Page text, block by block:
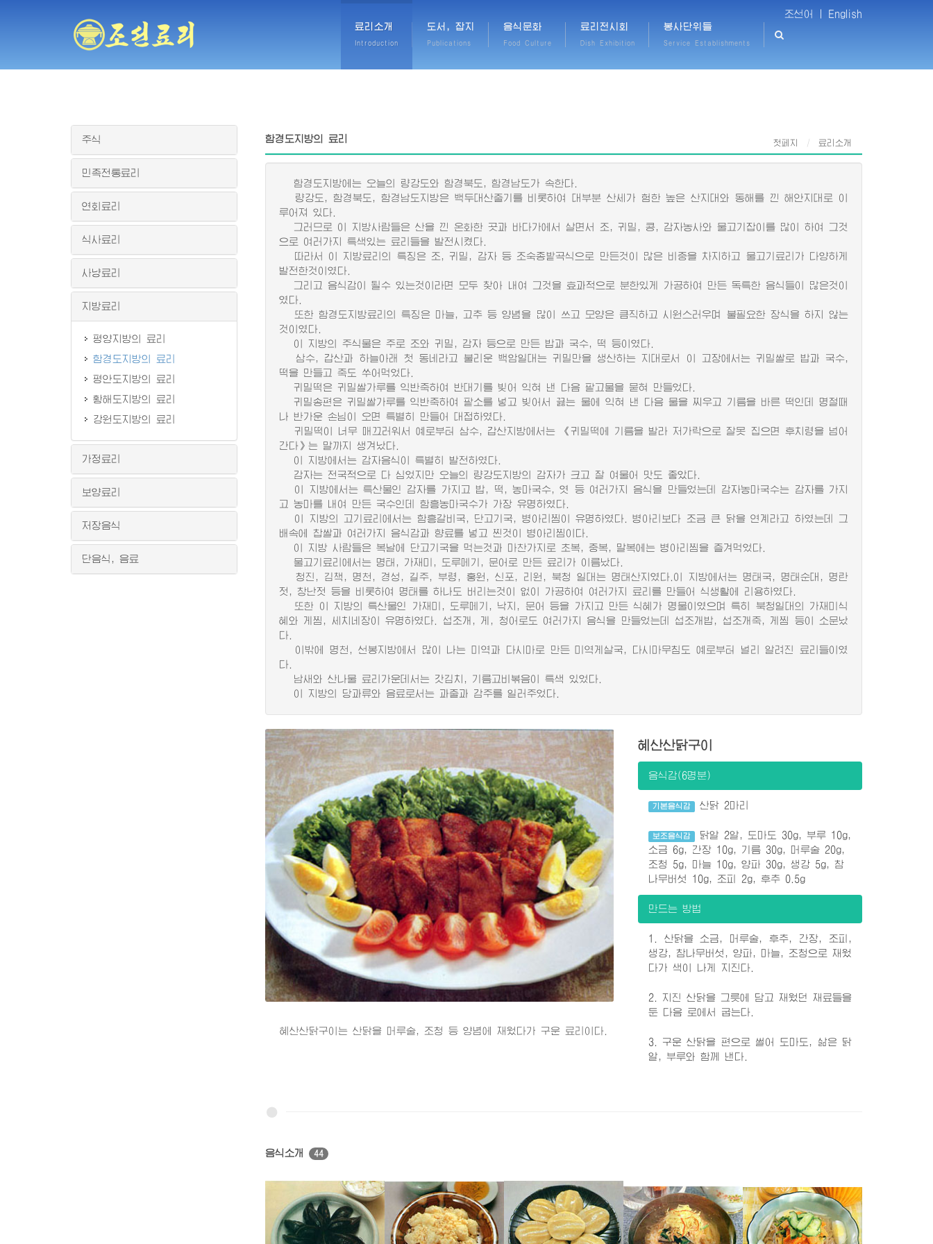
조선어 | English
료리소개
Introduction
도서, 잡지
Publications
음식문화
Food Culture
료리전시회
Dish Exhibition
봉사단위들
Service Establishments
함경도지방의 료리 첫페지 료리소개
함경도지방에는 오늘의 량강도와 함경북도, 함경남도가 속한다.
량강도, 함경북도, 함경남도지방은 백두대산줄기를 비롯하여 대부분 산세가 험한 높은 산지대와 동해를 낀 해안지대로 이
루어져 있다.
그러므로 이 지방사람들은 산을 낀 온화한 곳과 바다가에서 살면서 조, 귀밀, 콩, 감자농사와 물고기잡이를 많이 하여 그것
으로 여러가지 특색있는 료리들을 발전시켰다.
따라서 이 지방료리의 특징은 조, 귀밀, 감자 등 조숙종밭곡식으로 만든것이 많은 비중을 차지하고 물고기료리가 다양하게
발전한것이였다.
그리고 음식감이 될수 있는것이라면 모두 찾아 내여 그것을 효과적으로 분한있게 가공하여 만든 독특한 음식들이 많은것이
였다.
또한 함경도지방료리의 특징은 마늘, 고추 등 양념을 많이 쓰고 모양은 큼직하고 시원스러우며 불필요한 장식을 하지 않는
것이였다.
이 지방의 주식물은 주로 조와 귀밀, 감자 등으로 만든 밥과 국수, 떡 등이였다.
삼수, 갑산과 하늘아래 첫 동네라고 불리운 백암일대는 귀밀만을 생산하는 지대로서 이 고장에서는 귀밀쌀로 밥과 국수,
떡을 만들고 죽도 쑤어먹었다.
귀밀떡은 귀밀쌀가루를 익반죽하여 반대기를 빚어 익혀 낸 다음 팥고물을 묻혀 만들었다.
귀밀송편은 귀밀쌀가루를 익반죽하여 팥소를 넣고 빚어서 끓는 물에 익혀 낸 다음 물을 찌우고 기름을 바른 떡인데 명절때
나 반가운 손님이 오면 특별히 만들어 대접하였다.
귀밀떡이 너무 매끄러워서 예로부터 삼수, 갑산지방에서는 《귀밀떡에 기름을 발라 저가락으로 잘못 집으면 후치령을 넘어
간다》는 말까지 생겨났다.
이 지방에서는 감자음식이 특별히 발전하였다.
감자는 전국적으로 다 심었지만 오늘의 량강도지방의 감자가 크고 잘 여물어 맛도 좋았다.
이 지방에서는 특산물인 감자를 가지고 밥, 떡, 농마국수, 엿 등 여러가지 음식을 만들었는데 감자농마국수는 감자를 가지
고 농마를 내여 만든 국수인데 함흥농마국수가 가장 유명하였다.
이 지방의 고기료리에서는 함흥갈비국, 단고기국, 병아리찜이 유명하였다. 병아리보다 조금 큰 닭을 연계라고 하였는데 그
배속에 찹쌀과 여러가지 음식감과 향료를 넣고 찐것이 병아리찜이다.
이 지방 사람들은 복날에 단고기국을 먹는것과 마찬가지로 초복, 중복, 말복에는 병아리찜을 즐겨먹었다.
물고기료리에서는 명태, 가재미, 도루메기, 문어로 만든 료리가 이름났다.
청진, 김책, 명천, 경성, 길주, 부령, 홍원, 신포, 리원, 북청 일대는 명태산지였다.이 지방에서는 명태국, 명태순대, 명란
젓, 창난젓 등을 비롯하여 명태를 하나도 버리는것이 없이 가공하여 여러가지 료리를 만들어 식생활에 리용하였다.
또한 이 지방의 특산물인 가재미, 도루메기, 낙지, 문어 등을 가지고 만든 식혜가 명물이였으며 특히 북청일대의 가재미식
혜와 게찜, 세치네장이 유명하였다. 섭조개, 게, 청어로도 여러가지 음식을 만들었는데 섭조개밥, 섭조개죽, 게찜 등이 소문났
다.
이밖에 명천, 선봉지방에서 많이 나는 미역과 다시마로 만든 미역게살국, 다시마무침도 예로부터 널리 알려진 료리들이였
다.
남새와 산나물 료리가운데서는 갓김치, 기름고비볶음이 특색 있었다.
이 지방의 당과류와 음료로서는 과줄과 감주를 일러주었다.
혜산산닭구이는 산닭을 머루술, 조청 등 양념에 재웠다가 구운 료리이다.
혜산산닭구이
음식감(6명분)
기본음식감 산닭 2마리
보조음식감
닭알 2알, 도마도 30g, 부루 10g,
소금 6g, 간장 10g, 기름 30g, 머루술 20g,
조청 5g, 마늘 10g, 양파 30g, 생강 5g, 참
나무버섯 10g, 조피 2g, 후추 0.5g
만드는 방법
1. 산닭을 소금, 머루술, 후추, 간장, 조피,
생강, 참나무버섯, 양파, 마늘, 조청으로 재웠
다가 색이 나게 지진다.
2. 지진 산닭을 그릇에 담고 재웠던 재료들을
둔 다음 로에서 굽는다.
3. 구운 산닭을 편으로 썰어 도마도, 삶은 닭
알, 부루와 함께 낸다.
음식소개 44
주식
민족전통료리
연회료리
식사료리
사냥료리
지방료리
평양지방의 료리
함경도지방의 료리
평안도지방의 료리
황해도지방의 료리
강원도지방의 료리
가정료리
보양료리
저장음식
단음식, 음료